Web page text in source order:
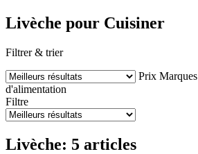
Livèche pour Cuisiner
Filtrer & trier
Prix Marques
d'alimentation
Filtre
Livèche: 5 articles